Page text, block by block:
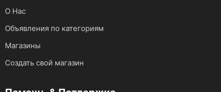
О Нас
Объявления по категориям
Магазины
Создать свой магазин